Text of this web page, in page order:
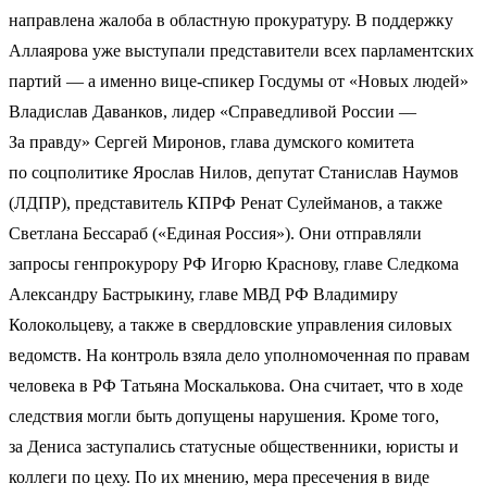
направлена жалоба в областную прокуратуру. В поддержку
Аллаярова уже выступали представители всех парламентских
партий — а именно вице-спикер Госдумы от «Новых людей»
Владислав Даванков, лидер «Справедливой России —
За правду» Сергей Миронов, глава думского комитета
по соцполитике Ярослав Нилов, депутат Станислав Наумов
(ЛДПР), представитель КПРФ Ренат Сулейманов, а также
Светлана Бессараб («Единая Россия»). Они отправляли
запросы генпрокурору РФ Игорю Краснову, главе Следкома
Александру Бастрыкину, главе МВД РФ Владимиру
Колокольцеву, а также в свердловские управления силовых
ведомств. На контроль взяла дело уполномоченная по правам
человека в РФ Татьяна Москалькова. Она считает, что в ходе
следствия могли быть допущены нарушения. Кроме того,
за Дениса заступались статусные общественники, юристы и
коллеги по цеху. По их мнению, мера пресечения в виде